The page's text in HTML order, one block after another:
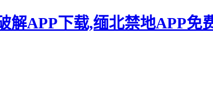
解APP下载,缅北禁地APP免